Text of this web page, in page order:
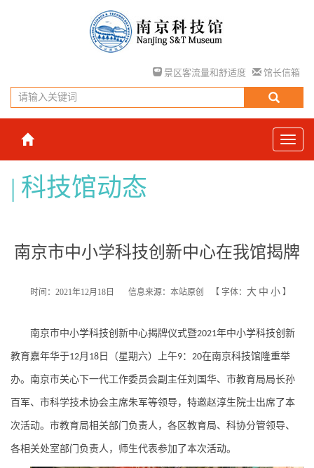
景区客流量和舒适度 馆长信箱
科技馆动态
南京市中小学科技创新中心在我馆揭牌
时间：2021年12月18日 信息来源：本站原创 【 字体： 大 中 小 】
南京市中小学科技创新中心揭牌仪式暨2021年中小学科技创新
教育嘉年华于12月 18 日（星期六）上午9： 20在南京科技馆隆重举
办。南京市关心下一代工作委员会副主任刘国华、市教育局局长孙
百军、 市科学技术协会主席朱军等领导，特邀赵淳生 院士出席了本
次活动。市教育局相关部门负责人， 各区教育局、 科协分管领导、
各相关处室部门负责人，师生代表参加了本次活动。